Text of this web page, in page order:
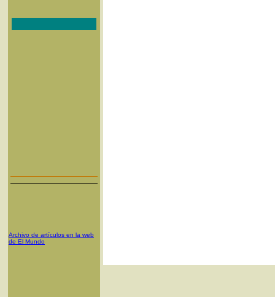
Archivo de artículos en la web
de El Mundo